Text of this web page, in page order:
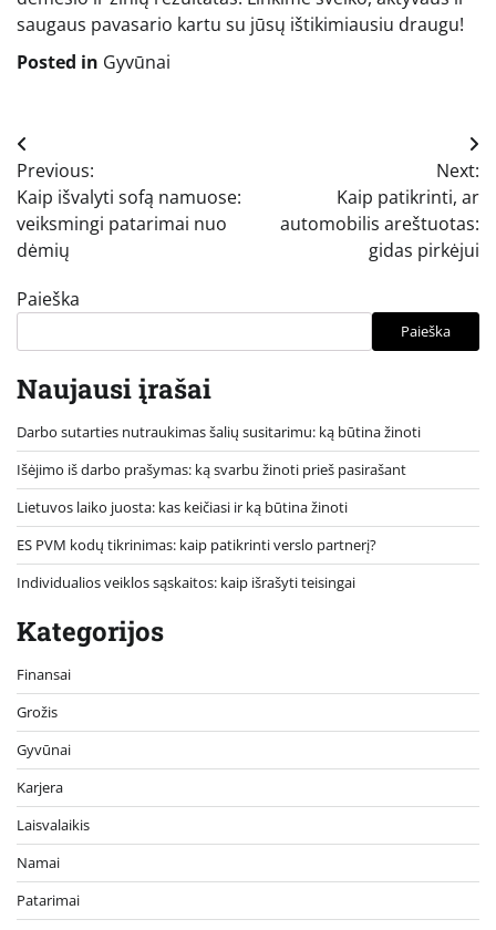
saugaus pavasario kartu su jūsų ištikimiausiu draugu!
Posted in Gyvūnai
Navigacija
tarp
įrašų
Previous:
Kaip išvalyti sofą namuose:
veiksmingi patarimai nuo
dėmių
Next:
Kaip patikrinti, ar
automobilis areštuotas:
gidas pirkėjui
Paieška
Paieška
Naujausi įrašai
Darbo sutarties nutraukimas šalių susitarimu: ką būtina žinoti
Išėjimo iš darbo prašymas: ką svarbu žinoti prieš pasirašant
Lietuvos laiko juosta: kas keičiasi ir ką būtina žinoti
ES PVM kodų tikrinimas: kaip patikrinti verslo partnerį?
Individualios veiklos sąskaitos: kaip išrašyti teisingai
Kategorijos
Finansai
Grožis
Gyvūnai
Karjera
Laisvalaikis
Namai
Patarimai